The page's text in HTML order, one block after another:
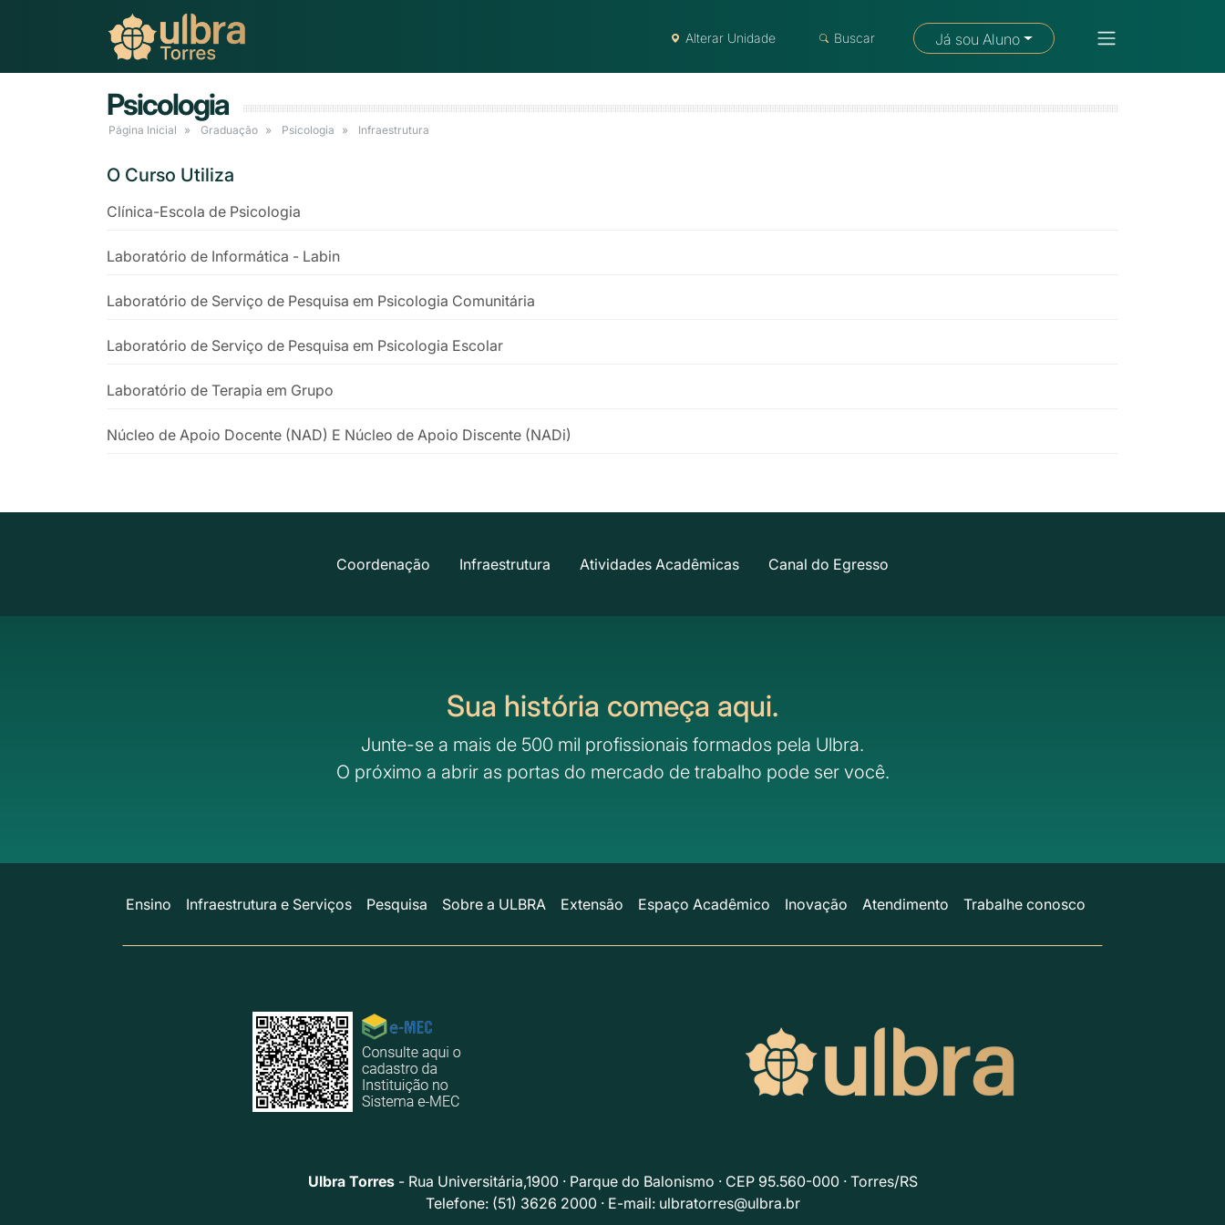
Fale com um consultor
Alterar Unidade Buscar Já sou Aluno
Psicologia
Página Inicial Graduação Psicologia Infraestrutura
O Curso Utiliza
Clínica-Escola de Psicologia
Laboratório de Informática - Labin
Laboratório de Serviço de Pesquisa em Psicologia Comunitária
Laboratório de Serviço de Pesquisa em Psicologia Escolar
Laboratório de Terapia em Grupo
Núcleo de Apoio Docente (NAD) E Núcleo de Apoio Discente (NADi)
Coordenação Infraestrutura Atividades Acadêmicas Canal do Egresso
Sua história começa aqui.
Junte-se a mais de 500 mil profissionais formados pela Ulbra.
O próximo a abrir as portas do mercado de trabalho pode ser você.
Ensino Infraestrutura e Serviços Pesquisa Sobre a ULBRA Extensão Espaço Acadêmico Inovação Atendimento Trabalhe conosco
Ulbra Torres- Rua Universitária,1900 · Parque do Balonismo · CEP 95.560-000 · Torres/RS
Telefone: (51) 3626 2000 · E-mail: ulbratorres@ulbra.br